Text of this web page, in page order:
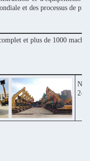
et des processus de
et plus de 1000
2-3